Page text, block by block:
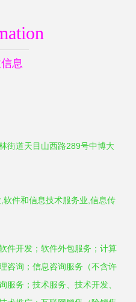
息
街道天目山西路289号中博大
软件和信息技术服务业,信息传
件开发；软件外包服务；计算
咨询；信息咨询服务（不含许
服务；技术服务、技术开发、